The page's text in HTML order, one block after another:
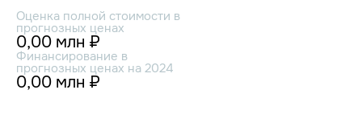
Оценка полной стоимости в
прогнозных ценах
0,00 млн ₽
Финансирование в
прогнозных ценах на 2024
0,00 млн ₽